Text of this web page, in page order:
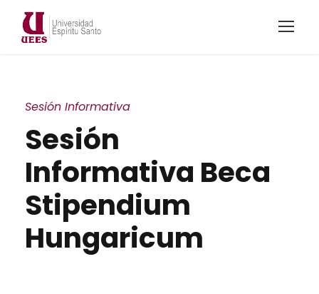
Sesión Informativa
Sesión
Informativa Beca
Stipendium
Hungaricum